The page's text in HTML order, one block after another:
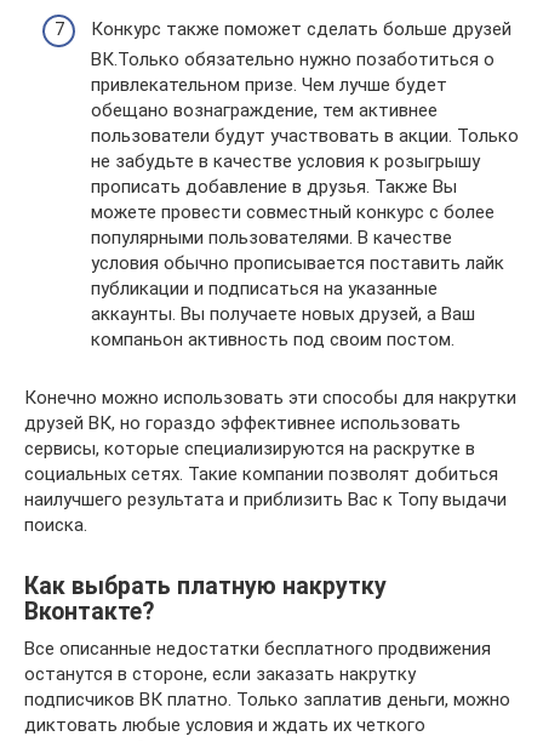
Конкурс также поможет сделать больше друзей
ВК.Только обязательно нужно позаботиться о
привлекательном призе. Чем лучше будет
обещано вознаграждение, тем активнее
пользователи будут участвовать в акции. Только
не забудьте в качестве условия к розыгрышу
прописать добавление в друзья. Также Вы
можете провести совместный конкурс с более
популярными пользователями. В качестве
условия обычно прописывается поставить лайк
публикации и подписаться на указанные
аккаунты. Вы получаете новых друзей, а Ваш
компаньон активность под своим постом.
Конечно можно использовать эти способы для накрутки
друзей ВК, но гораздо эффективнее использовать
сервисы, которые специализируются на раскрутке в
социальных сетях. Такие компании позволят добиться
наилучшего результата и приблизить Вас к Топу выдачи
поиска.
Как выбрать платную накрутку
Вконтакте?
Все описанные недостатки бесплатного продвижения
останутся в стороне, если заказать накрутку
подписчиков ВК платно. Только заплатив деньги, можно
диктовать любые условия и ждать их четкого